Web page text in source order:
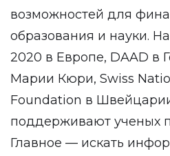
возможностей для
образования и науки.
2020 в Европе, DAAD в
Марии Кюри, Swiss
Foundation в
поддерживают ученых
Главное — искать